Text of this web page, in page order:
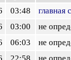
03:48
главная
03:00
не
06:03
не